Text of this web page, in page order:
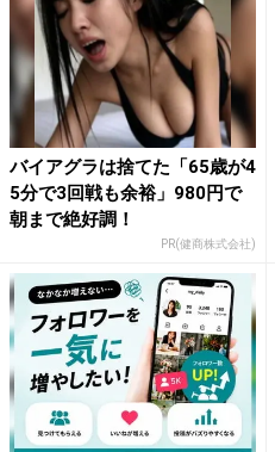
バイアグラは捨てた「65歳が4
5分で3回戦も余裕」980円で
朝まで絶好調！
PR(健商株式会社)